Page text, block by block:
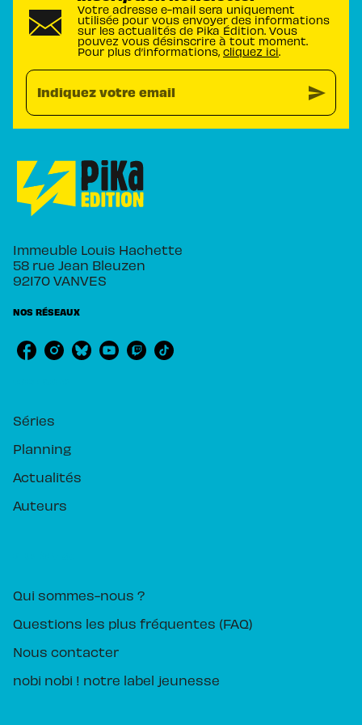
Votre adresse e-mail sera uniquement
utilisée pour vous envoyer des informations
sur les actualités de Pika Édition. Vous
pouvez vous désinscrire à tout moment.
Pour plus d’informations, cliquez ici.
Indiquez votre email send
Immeuble Louis Hachette
58 rue Jean Bleuzen
92170 VANVES
NOS RÉSEAUX
Séries
Planning
Actualités
Auteurs
Qui sommes-nous ?
Questions les plus fréquentes (FAQ)
Nous contacter
nobi nobi ! notre label jeunesse